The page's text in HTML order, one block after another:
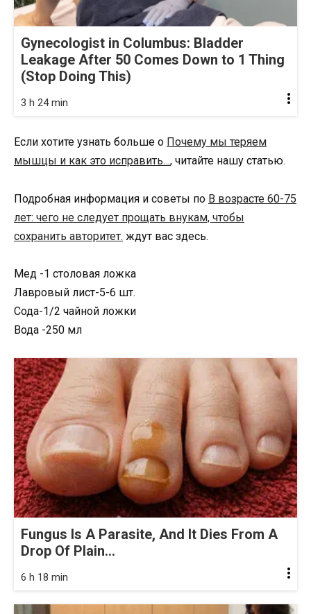
Gynecologist in Columbus: Bladder
Leakage After 50 Comes Down to 1 Thing
(Stop Doing This)
3 h 24 min
Если хотите узнать больше о Почему мы теряем
мышцы и как это исправить…, читайте нашу статью.
Подробная информация и советы по В возрасте 60-75
лет: чего не следует прощать внукам, чтобы
сохранить авторитет. ждут вас здесь.
Мед -1 столовая ложка
Лавровый лист-5-6 шт.
Сода-1/2 чайной ложки
Вода -250 мл
Fungus Is A Parasite, And It Dies From A
Drop Of Plain...
6 h 18 min